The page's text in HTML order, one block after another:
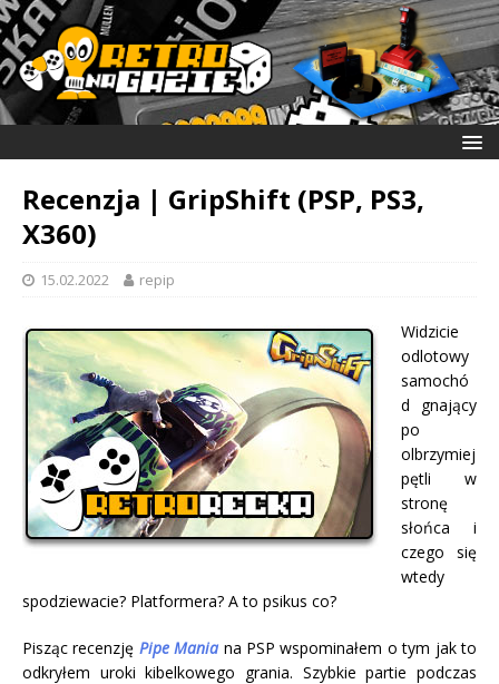
Recenzja | GripShift (PSP, PS3,
X360)
15.02.2022 repip
Widzicie
odlotowy
samochó
d gnający
po
olbrzymiej
pętli w
stronę
słońca i
czego się
wtedy
spodziewacie? Platformera? A to psikus co?
Pisząc recenzję Pipe Mania na PSP wspominałem o tym jak to
odkryłem uroki kibelkowego grania. Szybkie partie podczas